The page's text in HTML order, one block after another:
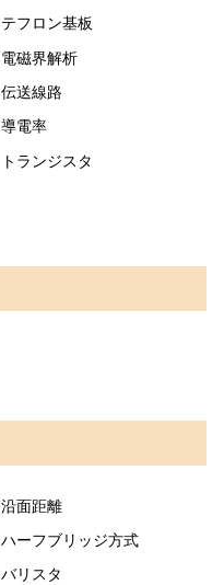
テフロン基板
電磁界解析
伝送線路
導電率
トランジスタ
沿面距離
ハーフブリッジ方式
バリスタ